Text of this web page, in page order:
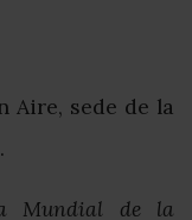
Aire, sede de la
Mundial de la